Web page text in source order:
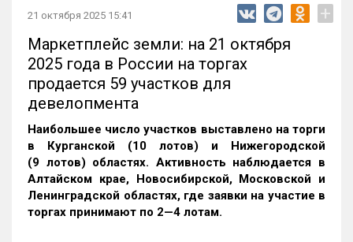
21 октября 2025 15:41 +
Маркетплейс земли: на 21 октября
2025 года в России на торгах
продается 59 участков для
девелопмента
Наибольшее число участков выставлено на торги
в Курганской (10 лотов) и Нижегородской
(9 лотов) областях. Активность наблюдается в
Алтайском крае, Новосибирской, Московской и
Ленинградской областях, где заявки на участие в
торгах принимают по 2—4 лотам.